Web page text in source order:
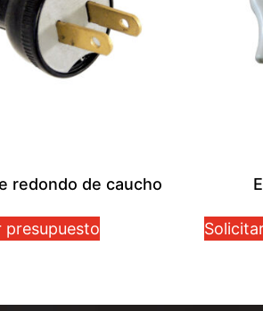
redondo de caucho
presupuesto